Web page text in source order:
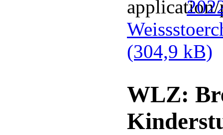
(304,9 kB)
WLZ: